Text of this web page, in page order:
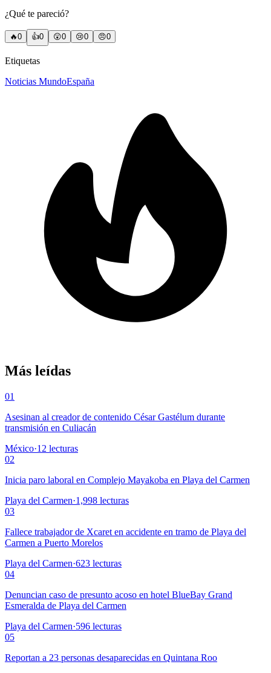
¿Qué te pareció?
🔥0 👍0 😲0 😢0 😠0
Etiquetas
Noticias MundoEspaña
Más leídas
01
Asesinan al creador de contenido César Gastélum durante
transmisión en Culiacán
México·12 lecturas
02
Inicia paro laboral en Complejo Mayakoba en Playa del Carmen
Playa del Carmen·1,998 lecturas
03
Fallece trabajador de Xcaret en accidente en tramo de Playa del
Carmen a Puerto Morelos
Playa del Carmen·623 lecturas
04
Denuncian caso de presunto acoso en hotel BlueBay Grand
Esmeralda de Playa del Carmen
Playa del Carmen·596 lecturas
05
Reportan a 23 personas desaparecidas en Quintana Roo